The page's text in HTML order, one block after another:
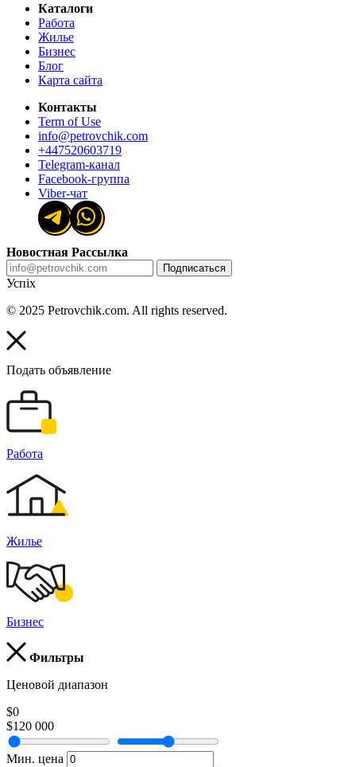
Каталоги
Работа
Жилье
Бизнес
Блог
Карта сайта
Контакты
Term of Use
info@petrovchik.com
+447520603719
Telegram-канал
Facebook-группа
Viber-чат
Новостная Рассылка
Подписаться
Успіх
© 2025 Petrovchik.com. All rights reserved.
Подать объявление
Работа
Жилье
Бизнес
Фильтры
Ценовой диапазон
$0
$120 000
Мин. цена